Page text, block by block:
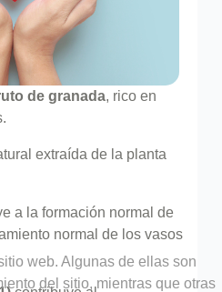
de granada, rico en
extraída de la planta
a la formación normal de
normal de los vasos
web. Algunas de ellas son
del sitio, mientras que otras